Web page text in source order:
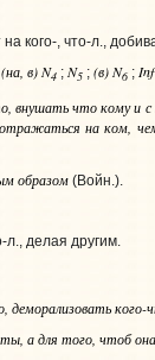
кого-, что‑л.,
в) N4;N5;(в) N6;Inf
, внушатьчто кому и с
на ком,
образом(Войн.).
делая другим.
, деморализоватького-
а для того, чтоб